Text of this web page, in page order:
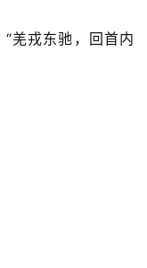
羌戎东驰，回首内